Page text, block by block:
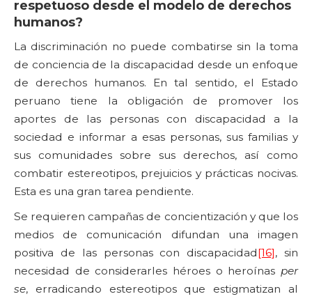
respetuoso desde el modelo de derechos
humanos?
La discriminación no puede combatirse sin la toma
de conciencia de la discapacidad desde un enfoque
de derechos humanos. En tal sentido, el Estado
peruano tiene la obligación de promover los
aportes de las personas con discapacidad a la
sociedad e informar a esas personas, sus familias y
sus comunidades sobre sus derechos, así como
combatir estereotipos, prejuicios y prácticas nocivas.
Esta es una gran tarea pendiente.
Se requieren campañas de concientización y que los
medios de comunicación difundan una imagen
positiva de las personas con discapacidad[16], sin
necesidad de considerarles héroes o heroínas per
se, erradicando estereotipos que estigmatizan al